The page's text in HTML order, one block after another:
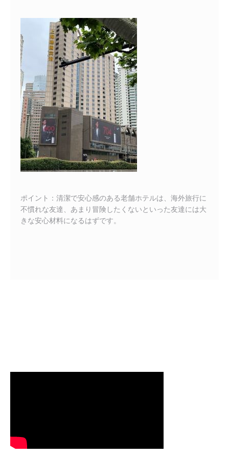
ポイント：清潔で安心感のある老舗ホテルは、海外旅行に
不慣れな友達、あまり冒険したくないといった友達には大
きな安心材料になるはずです。